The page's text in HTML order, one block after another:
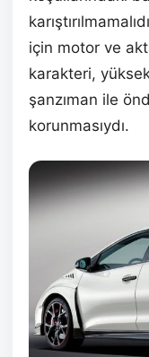
için motor ve
karakteri,
şanzıman ile
korunmasıydı.